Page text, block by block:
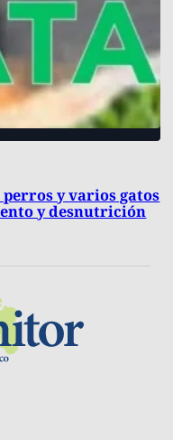
y varios gatos
y desnutrición